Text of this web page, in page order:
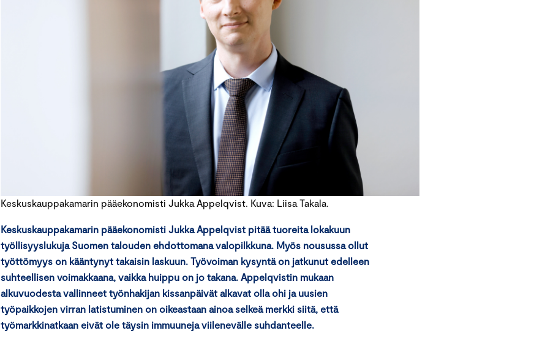
Keskuskauppakamarin pääekonomisti Jukka Appelqvist. Kuva: Liisa Takala.
Keskuskauppakamarin pääekonomisti Jukka Appelqvist pitää tuoreita lokakuun
työllisyyslukuja Suomen talouden ehdottomana valopilkkuna. Myös nousussa ollut
työttömyys on kääntynyt takaisin laskuun. Työvoiman kysyntä on jatkunut edelleen
suhteellisen voimakkaana, vaikka huippu on jo takana. Appelqvistin mukaan
alkuvuodesta vallinneet työnhakijan kissanpäivät alkavat olla ohi ja uusien
työpaikkojen virran latistuminen on oikeastaan ainoa selkeä merkki siitä, että
työmarkkinatkaan eivät ole täysin immuuneja viilenevälle suhdanteelle.